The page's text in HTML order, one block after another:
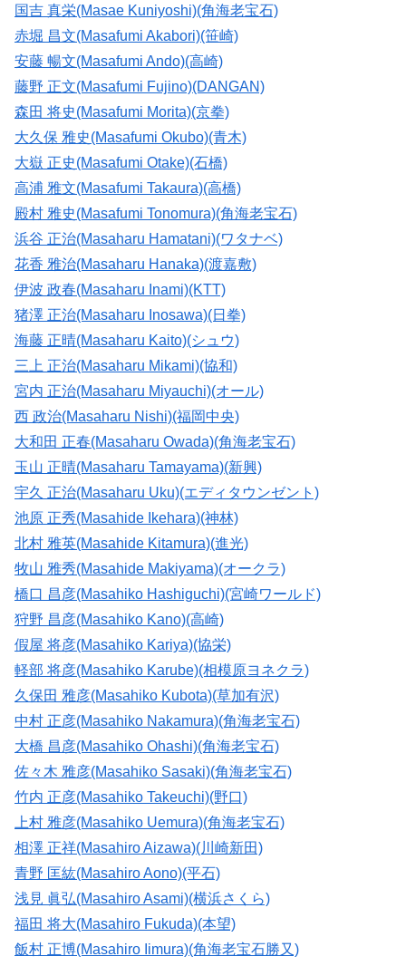
国吉 真栄(Masae Kuniyoshi)(角海老宝石)
赤堀 昌文(Masafumi Akabori)(笹崎)
安藤 暢文(Masafumi Ando)(高崎)
藤野 正文(Masafumi Fujino)(DANGAN)
森田 将史(Masafumi Morita)(京拳)
大久保 雅史(Masafumi Okubo)(青木)
大嶽 正史(Masafumi Otake)(石橋)
高浦 雅文(Masafumi Takaura)(高橋)
殿村 雅史(Masafumi Tonomura)(角海老宝石)
浜谷 正治(Masaharu Hamatani)(ワタナベ)
花香 雅治(Masaharu Hanaka)(渡嘉敷)
伊波 政春(Masaharu Inami)(KTT)
猪澤 正治(Masaharu Inosawa)(日拳)
海藤 正晴(Masaharu Kaito)(シュウ)
三上 正治(Masaharu Mikami)(協和)
宮内 正治(Masaharu Miyauchi)(オール)
西 政治(Masaharu Nishi)(福岡中央)
大和田 正春(Masaharu Owada)(角海老宝石)
玉山 正晴(Masaharu Tamayama)(新興)
宇久 正治(Masaharu Uku)(エディタウンゼント)
池原 正秀(Masahide Ikehara)(神林)
北村 雅英(Masahide Kitamura)(進光)
牧山 雅秀(Masahide Makiyama)(オークラ)
橋口 昌彦(Masahiko Hashiguchi)(宮崎ワールド)
狩野 昌彦(Masahiko Kano)(高崎)
假屋 将彦(Masahiko Kariya)(協栄)
軽部 将彦(Masahiko Karube)(相模原ヨネクラ)
久保田 雅彦(Masahiko Kubota)(草加有沢)
中村 正彦(Masahiko Nakamura)(角海老宝石)
大橋 昌彦(Masahiko Ohashi)(角海老宝石)
佐々木 雅彦(Masahiko Sasaki)(角海老宝石)
竹内 正彦(Masahiko Takeuchi)(野口)
上村 雅彦(Masahiko Uemura)(角海老宝石)
相澤 正祥(Masahiro Aizawa)(川崎新田)
青野 匡紘(Masahiro Aono)(平石)
浅見 眞弘(Masahiro Asami)(横浜さくら)
福田 将大(Masahiro Fukuda)(本望)
飯村 正博(Masahiro Iimura)(角海老宝石勝又)